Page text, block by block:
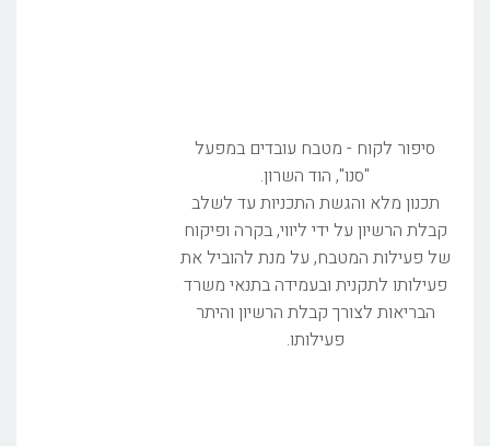
סיפור לקוח - מטבח עובדים במפעל
"סנו", הוד השרון.
תכנון מלא והגשת התכניות עד לשלב
קבלת הרשיון על ידי ליווי, בקרה ופיקוח
של פעילות המטבח, על מנת להוביל את
פעילותו לתקנית ובעמידה בתנאי משרד
הבריאות לצורך קבלת הרשיון והיתר
פעילותו.